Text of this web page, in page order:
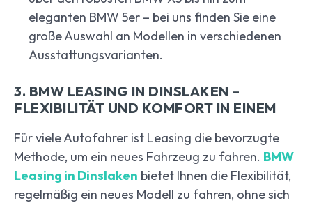
eleganten BMW 5er – bei uns finden Sie eine
große Auswahl an Modellen in verschiedenen
Ausstattungsvarianten.
3. BMW LEASING IN DINSLAKEN –
FLEXIBILITÄT UND KOMFORT IN EINEM
Für viele Autofahrer ist Leasing die bevorzugte
Methode, um ein neues Fahrzeug zu fahren. BMW
Leasing in Dinslaken bietet Ihnen die Flexibilität,
regelmäßig ein neues Modell zu fahren, ohne sich